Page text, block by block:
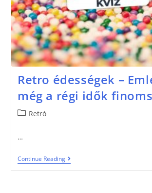
Retro édességek –
még a régi idők
Retró
…
Continue Reading